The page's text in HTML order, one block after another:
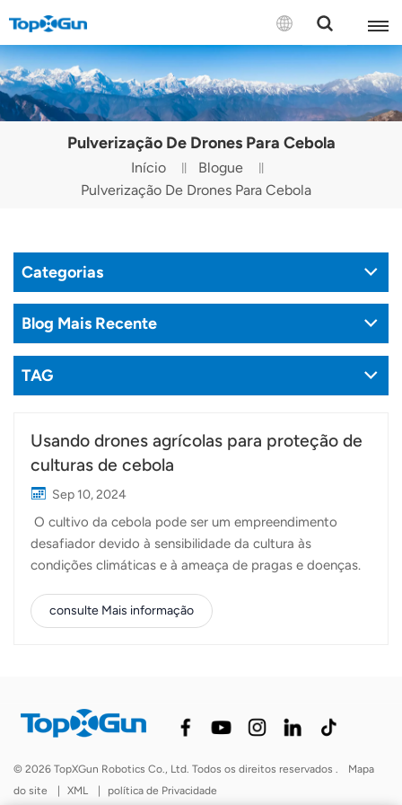
CONTATE-NOS
English
Español
Русский
Tiếng Việt
Pulverização De Drones Para Cebola
Início
Blogue
Pulverização De Drones Para Cebola
Categorias
Blog Mais Recente
TAG
Usando drones agrícolas para proteção de
culturas de cebola
Sep 10, 2024
O cultivo da cebola pode ser um empreendimento
desafiador devido à sensibilidade da cultura às
condições climáticas e à ameaça de pragas e doenças.
meteorológicos extremos podem perturbar o
crescimento, conduzindo a rendimentos imprevisíveis e
em perdas significativas de rendimento e aumento de
custos para os agricultores. Para enfrentar esses
culturas de cebola tornou-se uma solução prática e
consulte Mais informação
© 2026 TopXGun Robotics Co., Ltd. Todos os direitos reservados .
Mapa
do site
| XML | política de Privacidade